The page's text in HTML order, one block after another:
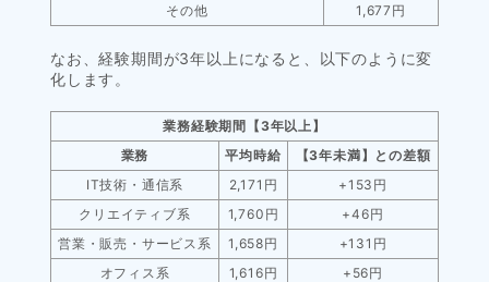
その他
1,677円
なお、経験期間が3年以上になると、以下のように変
化します。
業務経験期間【3年以上】
業務
平均時給
【3年未満】との差額
IT技術・通信系
2,171円
+153円
クリエイティブ系
1,760円
+46円
営業・販売・サービス系
1,658円
+131円
オフィス系
1,616円
+56円